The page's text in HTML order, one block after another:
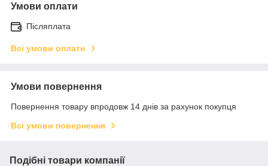
Умови оплати
Післяплата
Всі умови оплати
Умови повернення
Повернення товару впродовж 14 днів за рахунок покупця
Всі умови повернення
Подібні товари компанії